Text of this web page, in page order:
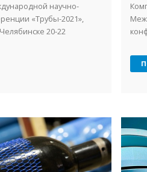
научно-
«Трубы-2021»,
20-22
и ...